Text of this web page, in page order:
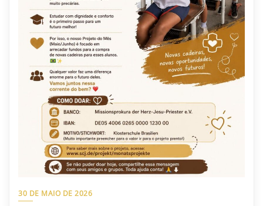
30 DE MAIO DE 2026